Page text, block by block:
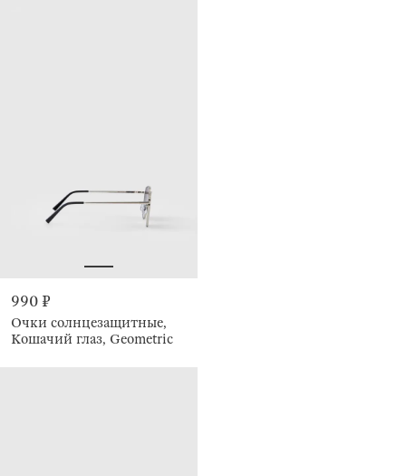
990 ₽
Очки солнцезащитные,
Кошачий глаз, Geometric